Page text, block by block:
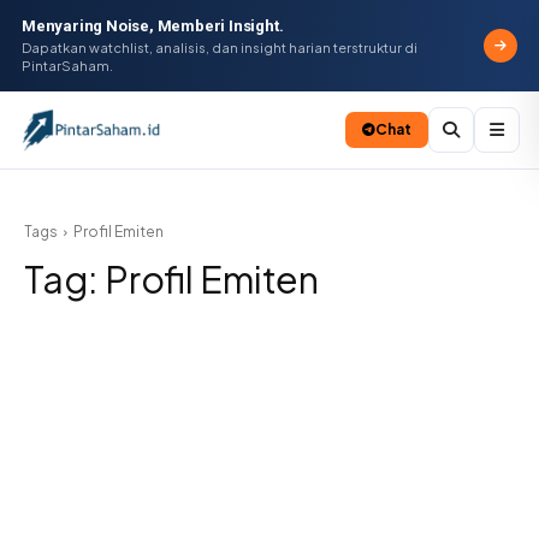
Menyaring Noise, Memberi Insight.
Dapatkan watchlist, analisis, dan insight harian terstruktur di
PintarSaham.
Chat
Tags
Profil Emiten
Tag: Profil Emiten